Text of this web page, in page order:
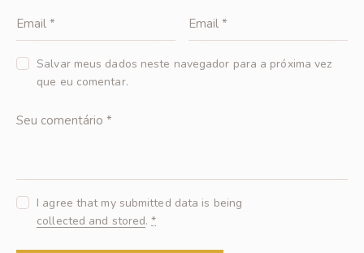
Salvar meus dados neste navegador para a próxima vez
que eu comentar.
I agree that my submitted data is being
collected and stored.*